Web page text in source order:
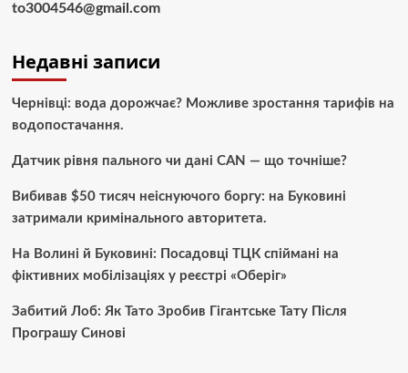
to3004546@gmail.com
Недавні записи
Чернівці: вода дорожчає? Можливе зростання тарифів на
водопостачання.
Датчик рівня пального чи дані CAN — що точніше?
Вибивав $50 тисяч неіснуючого боргу: на Буковині
затримали кримінального авторитета.
На Волині й Буковині: Посадовці ТЦК спіймані на
фіктивних мобілізаціях у реєстрі «Оберіг»
Забитий Лоб: Як Тато Зробив Гігантське Тату Після
Програшу Синові